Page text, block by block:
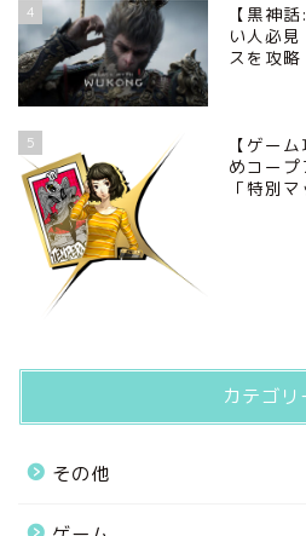
4
【黒神
い人必
スを攻略
5
【ゲー
めコー
「特別
カテゴリ
その他